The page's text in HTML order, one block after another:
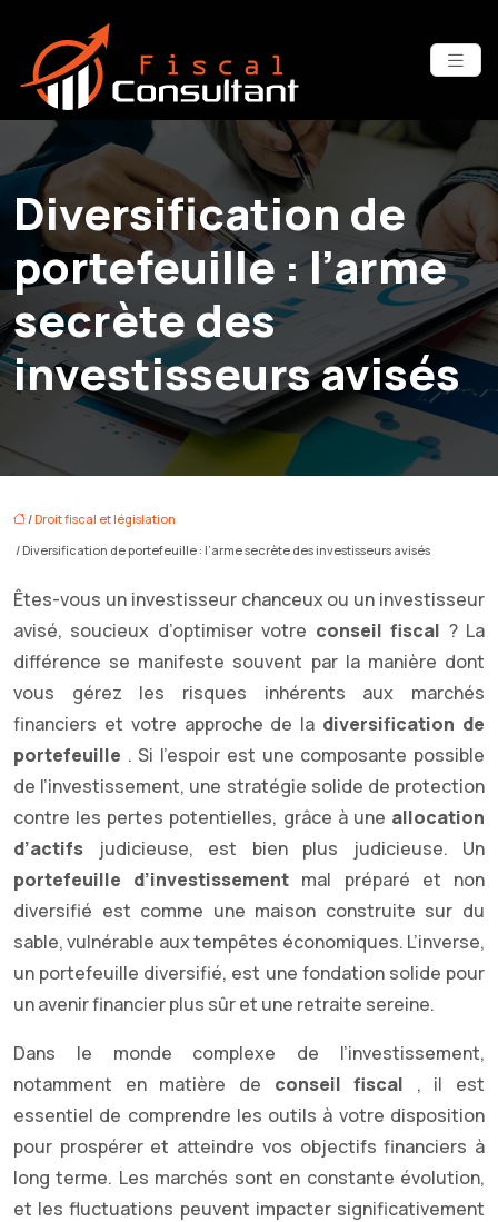
Diversification de
portefeuille : l’arme
secrète des
investisseurs avisés
/Droit fiscal et législation
/ Diversification de portefeuille : l’arme secrète des investisseurs avisés
Êtes-vous un investisseur chanceux ou un investisseur
avisé, soucieux d’optimiser votre conseil fiscal ? La
différence se manifeste souvent par la manière dont
vous gérez les risques inhérents aux marchés
financiers et votre approche de la diversification de
portefeuille . Si l’espoir est une composante possible
de l’investissement, une stratégie solide de protection
contre les pertes potentielles, grâce à une allocation
d’actifs
judicieuse, est bien plus judicieuse. Un
portefeuille d’investissement mal préparé et non
diversifié est comme une maison construite sur du
sable, vulnérable aux tempêtes économiques. L’inverse,
un portefeuille diversifié, est une fondation solide pour
un avenir financier plus sûr et une retraite sereine.
Dans le monde complexe de l’investissement,
notamment en matière de conseil fiscal , il est
essentiel de comprendre les outils à votre disposition
pour prospérer et atteindre vos objectifs financiers à
long terme. Les marchés sont en constante évolution,
et les fluctuations peuvent impacter significativement